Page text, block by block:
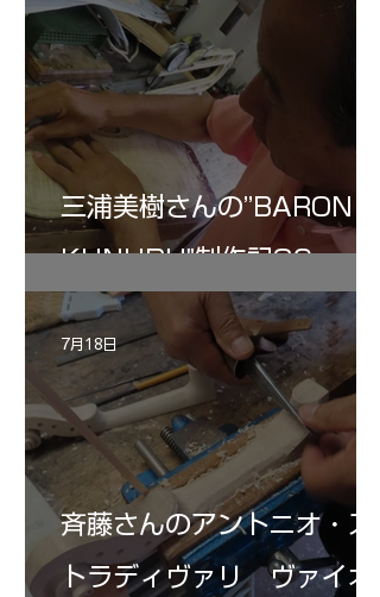
三浦美樹さんの”BARON・
KUNUPU"制作記30
斉藤さんのアントニオ・ス
トラディヴァリ ヴァイオ
7月18日